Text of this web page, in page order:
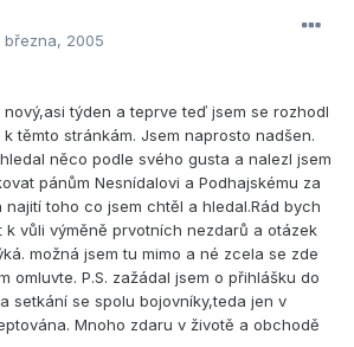
března, 2005
týden a teprve teď jsem se rozhodl
těmto stránkám. Jsem naprosto nadšen.
něco podle svého gusta a nalezl jsem
pánům Nesnídalovi a Podhajskému za
toho co jsem chtěl a hledal.Rád bych
k vůli výměně prvotních nezdarů a otázek
možná jsem tu mimo a né zcela se zde
omluvte. P.S. zažádal jsem o přihlášku do
setkání se spolu bojovníky,teda jen v
Mnoho zdaru v životě a obchodě